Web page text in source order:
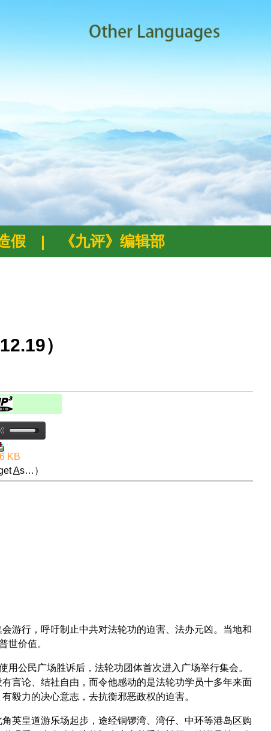
假 | 《九评》编辑部
）
KB
As…）
游行，呼吁制止中共对法轮功的迫害、法办元凶。当地和
世价值。
用公民广场胜诉后，法轮功团体首次进入广场举行集会。
言论、结社自由，而令他感动的是法轮功学员十多年来面
毅力的决心意志，去抗衡邪恶政权的迫害。
英皇道游乐场起步，途经铜锣湾、湾仔、中环等港岛区购